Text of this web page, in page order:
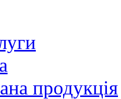
продукція